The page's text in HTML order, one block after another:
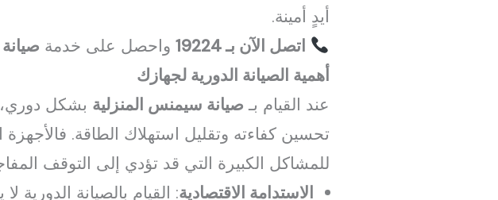
أيدٍ أمينة.
اتصل الآن بـ 19224
واحصل على خدمة
أهمية الصيانة الدورية لجهازك
عند القيام بـ صيانة سيمنس المنزلية بشكل
تحسين كفاءته وتقليل استهلاك الطاقة. فالأجهزة
للمشاكل الكبيرة التي قد تؤدي إلى التوقف
الاستدامة الاقتصادية: القيام بالصيانة